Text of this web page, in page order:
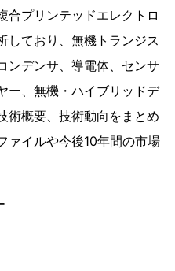
合プリンテッドエレクトロ
しており、無機トランジス
ンデンサ、導電体、センサ
ー、無機・ハイブリッドデ
術概要、技術動向をまとめ
ァイルや今後10年間の市場